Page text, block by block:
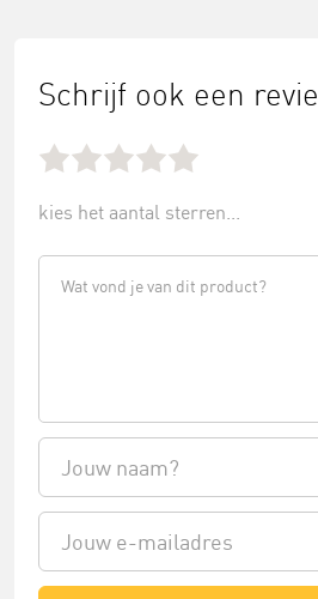
Schrijf ook een
kies het aantal sterren...